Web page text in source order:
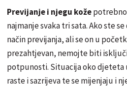
Previjanje i njegu kože
najmanje svaka tri sata. Ako ste
način previjanja, ali se on u
prezahtjevan, nemojte biti
potpunosti. Situacija oko djeteta
raste i sazrijeva te se mijenjaju i